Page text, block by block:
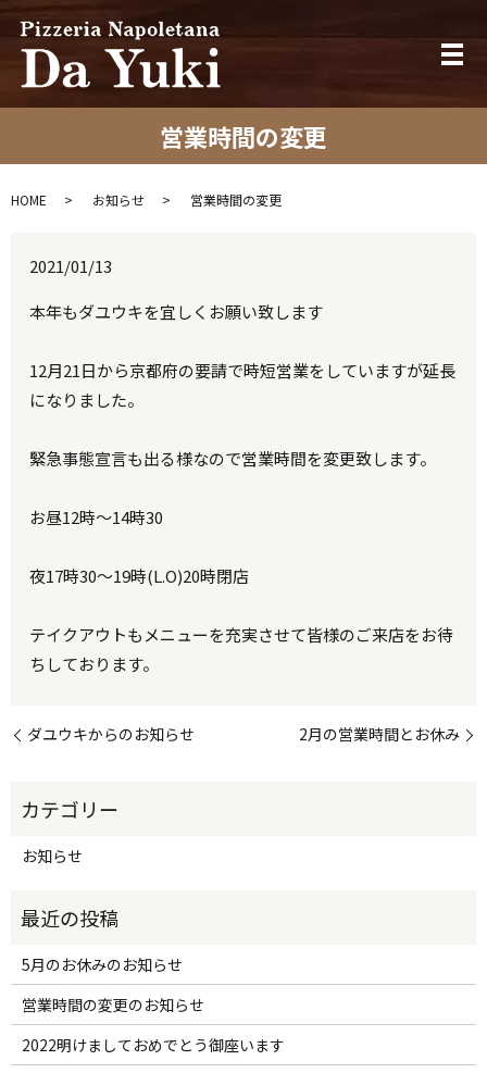
メ
営業時間の変更
HOME お知らせ 営業時間の変更
2021/01/13
本年もダユウキを宜しくお願い致します
12月21日から京都府の要請で時短営業をしていますが延長
になりました。
緊急事態宣言も出る様なので営業時間を変更致します。
お昼12時〜14時30
夜17時30〜19時(L.O)20時閉店
テイクアウトもメニューを充実させて皆様のご来店をお待
ちしております。
ダユウキからのお知らせ 2月の営業時間とお休み
お知らせ
5月のお休みのお知らせ
営業時間の変更のお知らせ
2022明けましておめでとう御座います